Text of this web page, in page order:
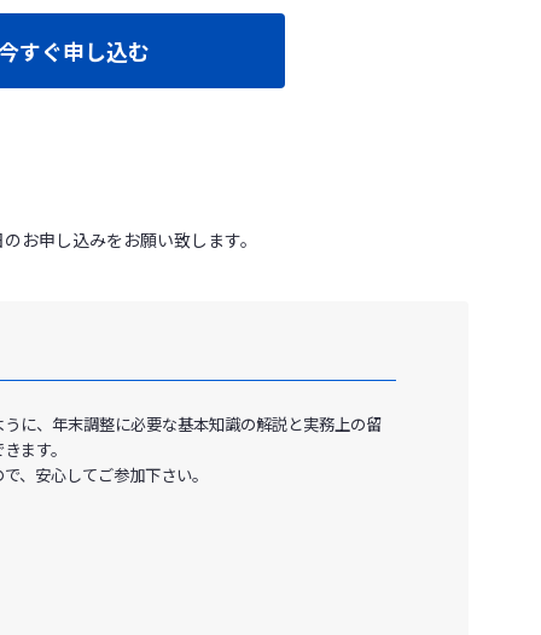
すぐ申し込む
お申し込みをお願い致します。
に、年末調整に必要な基本知識の解説と実務上の留
ます。
、安心してご参加下さい。